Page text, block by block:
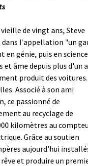
de vingt ans, Steve
dans l'appellation "un
en génie, puis en
âme depuis plus d'un
produit des voitures.
Associé à son ami
ce passionné de
au recyclage de
kilomètres au
Grâce au soutien
aujourd'hui
et produire un